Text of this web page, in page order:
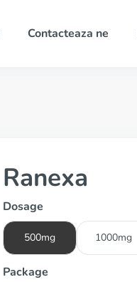
Contacteaza ne
Ranexa
Dosage
500mg 1000mg
Package